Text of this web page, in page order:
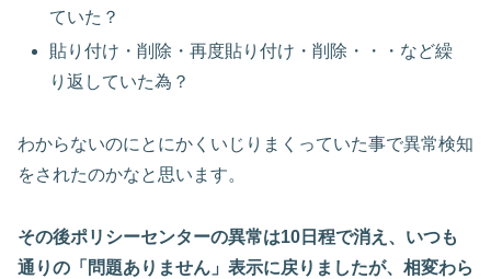
ていた？
貼り付け・削除・再度貼り付け・削除・・・など繰
り返していた為？
わからないのにとにかくいじりまくっていた事で異常検知
をされたのかなと思います。
その後ポリシーセンターの異常は10日程で消え、いつも
通りの「問題ありません」表示に戻りましたが、相変わら